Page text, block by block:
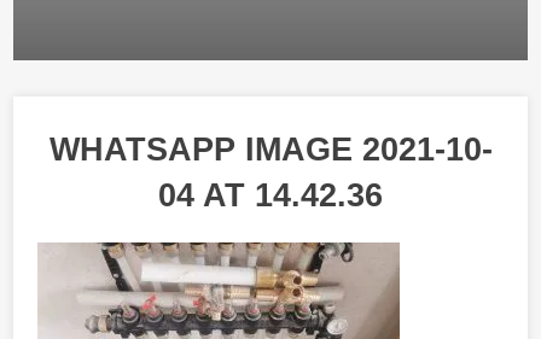
WHATSAPP IMAGE 2021-10-
04 AT 14.42.36